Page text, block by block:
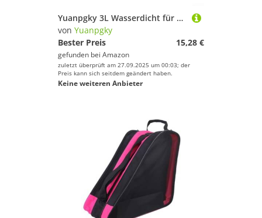
Yuanpgky 3L Wasserdicht für EVA Elektroroller Vordertasche mit Lenkerhalterung für Faltbare Roller und Fahrräder, Schwarz
von Yuanpgky
Bester Preis
15,28 €
gefunden bei Amazon
zuletzt überprüft am 27.09.2025 um 00:03; der
Preis kann sich seitdem geändert haben.
Keine weiteren Anbieter